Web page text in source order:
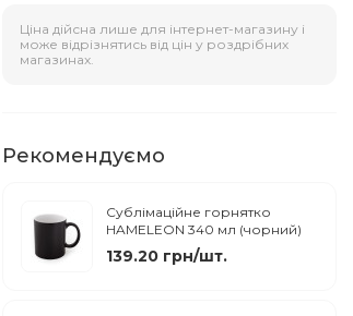
Ціна дійсна лише для інтернет-магазину і
може відрізнятись від цін у роздрібних
магазинах.
Рекомендуємо
Сублімаційне горнятко
HAMELEON 340 мл (чорний)
139.20 грн/шт.